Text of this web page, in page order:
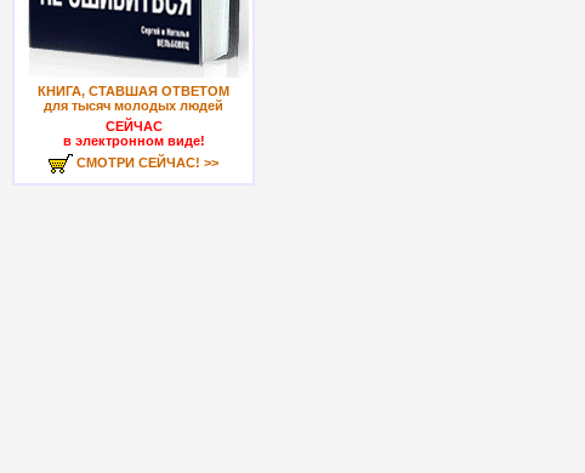
КНИГА, СТАВШАЯ ОТВЕТОМ
для тысяч молодых людей
СЕЙЧАС
в электронном виде!
СМОТРИ СЕЙЧАС! >>